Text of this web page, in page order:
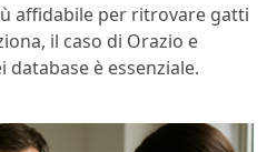
affidabile per ritrovare gatti
il caso di Orazio e
è essenziale.